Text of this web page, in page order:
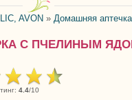
AVON » Домашняя аптечка
С ПЧЕЛИНЫМ
: 4.4/10